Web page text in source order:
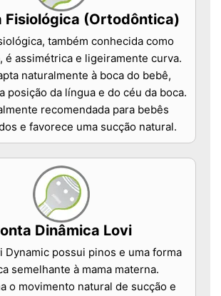
Fisiológica (Ortodôntica)
também conhecida como
é assimétrica e ligeiramente curva.
naturalmente à boca do bebê,
posição da língua e do céu da boca.
recomendada para bebês
e favorece uma sucção natural.
Dinâmica Lovi
Dynamic possui pinos e uma forma
semelhante à mama materna.
o movimento natural de sucção e